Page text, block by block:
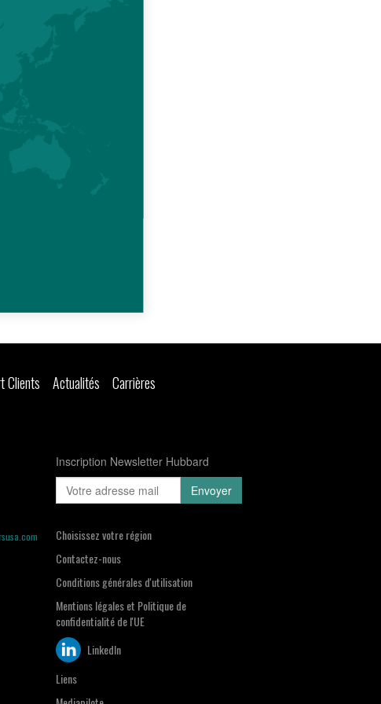
Les
grand soin,
les plus
afin de
Hubbard
Clients Actualités Carrières
Inscription Newsletter Hubbard
Choisissez votre région
Contactez-nous
Conditions générales d'utilisation
Mentions légales et Politique de
confidentialité de l'UE
LinkedIn
Liens